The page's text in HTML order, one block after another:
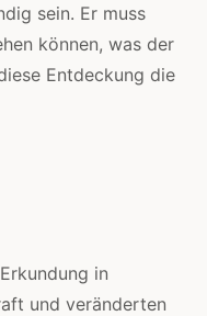
sein. Er muss
können, was der
Entdeckung die
in
und veränderten